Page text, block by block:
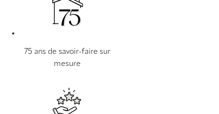
75 ans de savoir-faire sur
mesure